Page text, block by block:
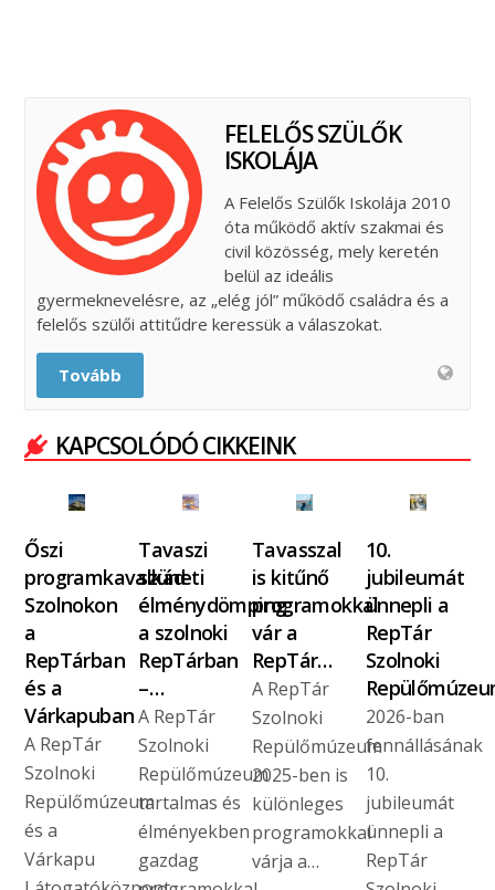
FELELŐS SZÜLŐK
ISKOLÁJA
A Felelős Szülők Iskolája 2010
óta működő aktív szakmai és
civil közösség, mely keretén
belül az ideális
gyermeknevelésre, az „elég jól” működő családra és a
felelős szülői attitűdre keressük a válaszokat.
Tovább
KAPCSOLÓDÓ CIKKEINK
Őszi
programkavalkád
Szolnokon
a
RepTárban
és a
Várkapuban
A RepTár
Szolnoki
Repülőmúzeum
és a
Várkapu
Tavaszi
szüneti
élménydömping
a szolnoki
RepTárban
–…
A RepTár
Szolnoki
Repülőmúzeum
tartalmas és
élményekben
gazdag
Tavasszal
is kitűnő
programokkal
vár a
RepTár…
A RepTár
Szolnoki
Repülőmúzeum
2025-ben is
különleges
programokkal
várja a…
10.
jubileumát
ünnepli a
RepTár
Szolnoki
2026-ban
fennállásának
10.
jubileumát
ünnepli a
RepTár